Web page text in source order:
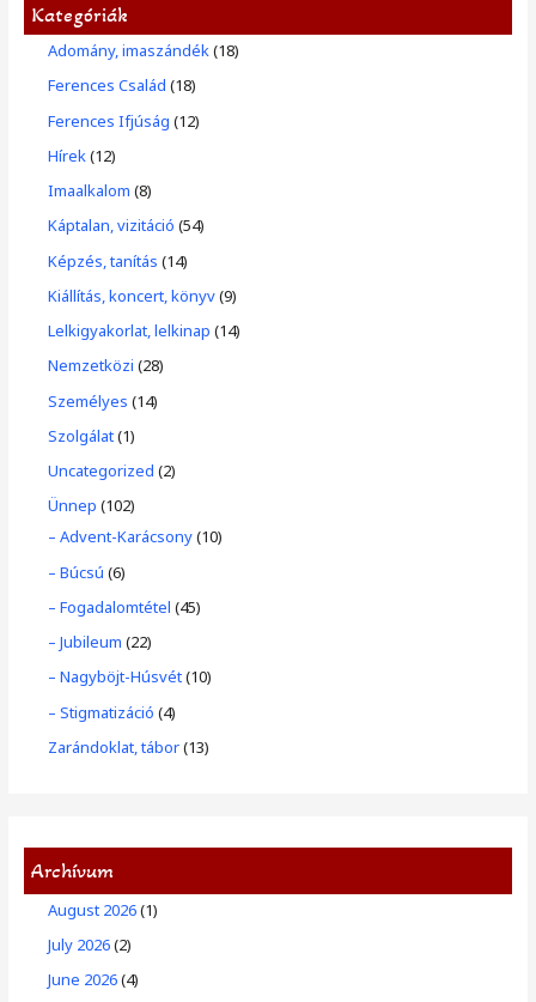
Kategóriák
Adomány, imaszándék(18)
Ferences Család (18)
Ferences Ifjúság (12)
Hírek(12)
Imaalkalom (8)
Káptalan, vizitáció (54)
Képzés, tanítás (14)
Kiállítás, koncert, könyv(9)
Lelkigyakorlat, lelkinap (14)
Nemzetközi (28)
Személyes (14)
Szolgálat(1)
Uncategorized (2)
Ünnep (102)
– Advent-Karácsony(10)
– Búcsú (6)
– Fogadalomtétel (45)
– Jubileum (22)
– Nagyböjt-Húsvét(10)
– Stigmatizáció (4)
Zarándoklat, tábor(13)
Archívum
August 2026(1)
July 2026(2)
June 2026(4)